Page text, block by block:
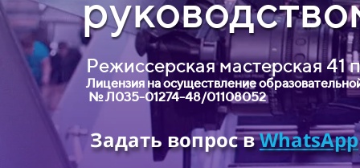
Режиссерская мастерская 41
Лицензия на осуществление
№ Л035-01274-48/01108052
Задать вопрос вWhatsApp